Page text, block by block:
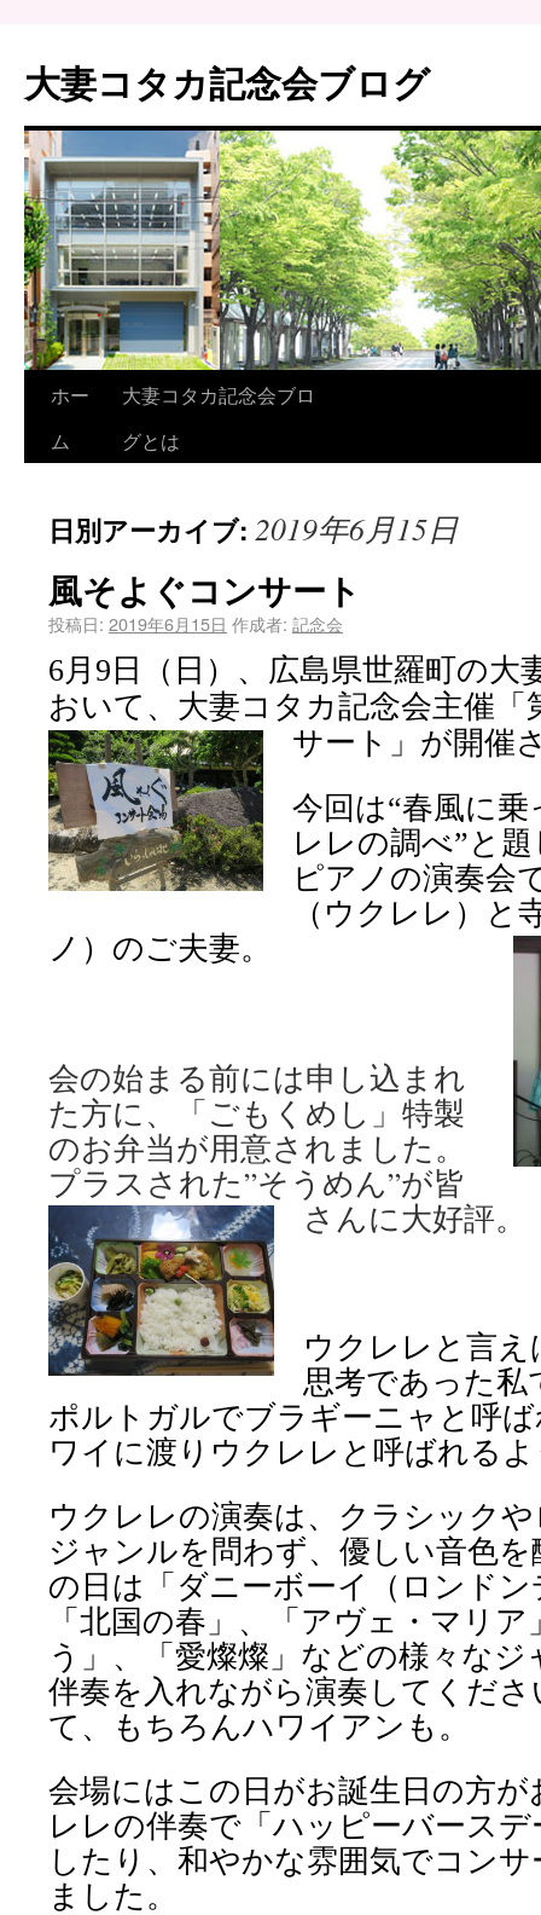
大妻コタカ記念会ブログ
ホー
ム
大妻コタカ記念会ブロ
グとは
日別アーカイブ: 2019年6月15日
風そよぐコンサート
投稿日: 2019年6月15日 作成者: 記念会
6月 9 日（日）、広島県世羅町の大
おいて、大妻コタカ記念会主催「
サート」が開催
今回は“春風に
レレの調べ”と
ピアノの演奏会
（ウクレレ）と
ノ）のご夫妻。
会の始まる前には申し込まれ
た方に、「ごもくめし」特製
のお弁当が用意されました。
プラスされた”そうめん”が皆
さんに大好評。
ウクレレと言
思考であった私
ポルトガルでブラギーニャと呼
ワイに渡りウクレレと呼ばれる
ウクレレの演奏は、クラシック
ジャンルを問わず、優しい音色
の日は「ダニーボーイ（ロンド
「北国の春」、「アヴェ・マリ
う」、「愛燦燦」などの様々な
伴奏を入れながら演奏してくだ
て、もちろんハワイアンも。
会場にはこの日がお誕生日の方
レレの伴奏で「ハッピーバース
したり、和やかな雰囲気でコン
ました。